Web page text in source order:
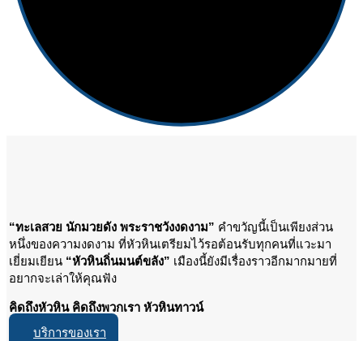
“ทะเลสวย นักมวยดัง พระราชวังงดงาม” คำขวัญนี้เป็นเพียงส่วน
หนึ่งของความงดงาม ที่หัวหินเตรียมไว้รอต้อนรับทุกคนที่แวะมา
เยี่ยมเยียน “หัวหินถิ่นมนต์ขลัง” เมืองนี้ยังมีเรื่องราวอีกมากมายที่
อยากจะเล่าให้คุณฟัง
คิดถึงหัวหิน คิดถึงพวกเรา หัวหินทาวน์
บริการของเรา